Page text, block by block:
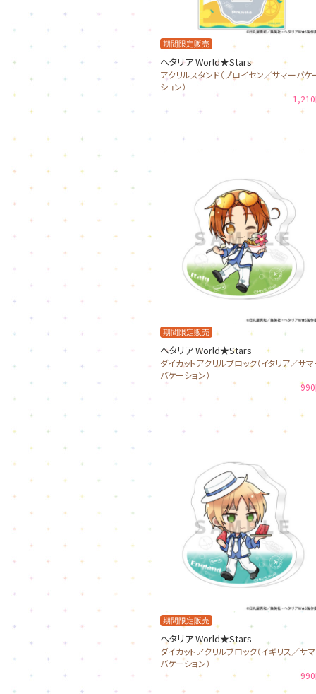
期間限定販売
ヘタリア World★Stars
アクリルスタンド（プロイセン／サマーバケ
ション）
期間限定販売
ヘタリア World★Stars
ダイカットアクリルブロック（イタリア／サ
バケーション）
期間限定販売
ヘタリア World★Stars
ダイカットアクリルブロック（イギリス／サ
バケーション）